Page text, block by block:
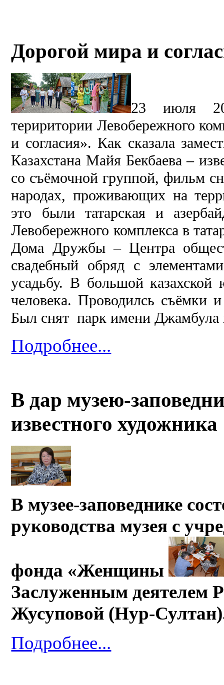
Дорогой мира и
23 июля
териритории Левобережного
и согласия». Как сказала
Казахстана Майя Бекбаева –
со съёмочной группой, фильм
народах, проживающих на
это были татарская и
Левобережного комплекса в
Дома Дружбы – Центра
свадебный обряд с
усадьбу. В большой казахской
человека. Проводилсь съёмки
Был снят парк имени Джамбула
Подробнее...
В дар музею-
известного художника
В музее-заповеднике
руководства музея с
фонда «Женщины
Заслуженным деятелем
Жусуповой (Нур-
Подробнее...